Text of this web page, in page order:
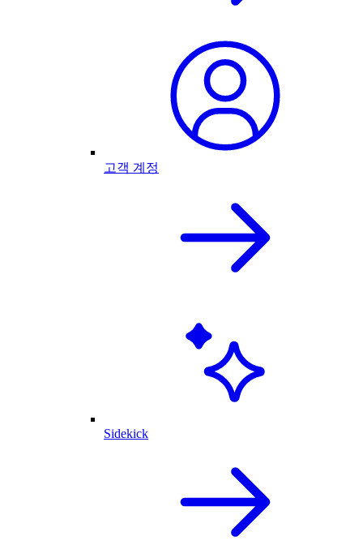
고객 계정
Sidekick